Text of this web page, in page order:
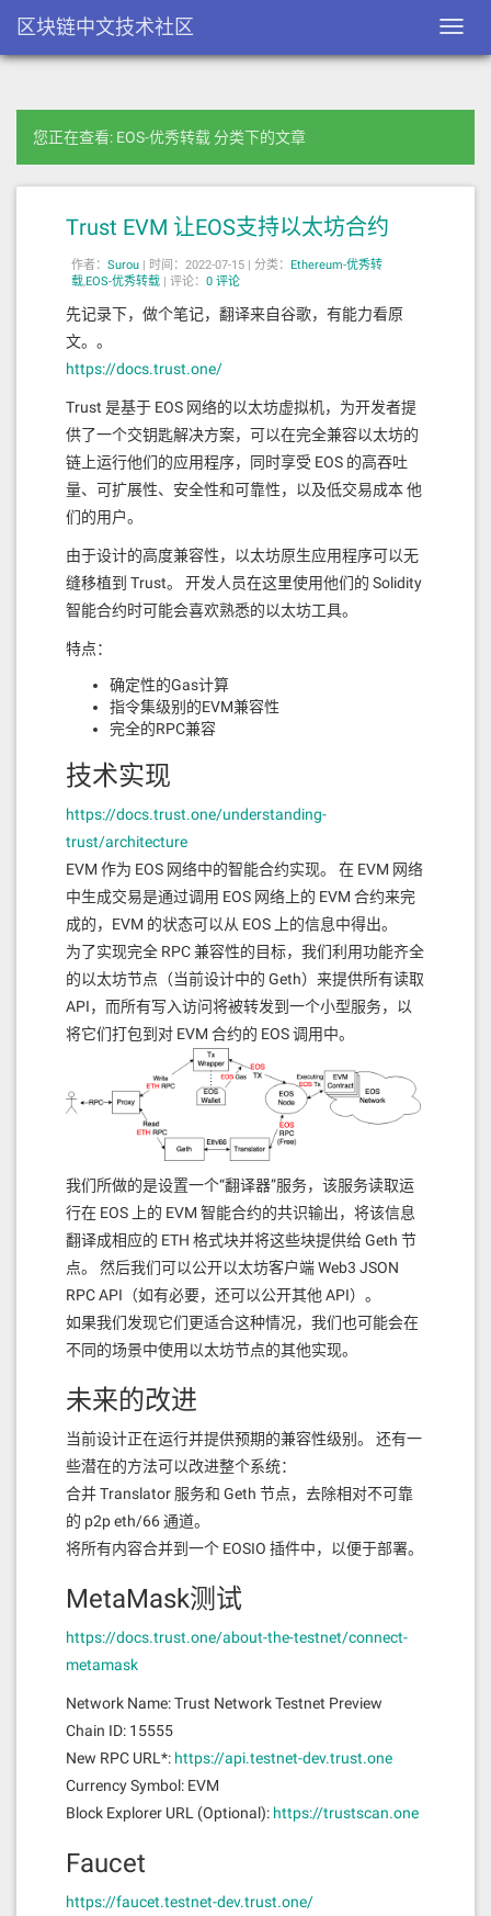
区块链中文技术社区
您正在查看: EOS-优秀转载 分类下的文章
Trust EVM 让EOS支持以太坊合约
作者： Surou | 时间：2022-07-15 | 分类： Ethereum-优秀转
载,EOS-优秀转载 | 评论： 0 评论
先记录下，做个笔记，翻译来自谷歌，有能力看原
文。。
https://docs.trust.one/
Trust 是基于 EOS 网络的以太坊虚拟机，为开发者提
供了一个交钥匙解决方案，可以在完全兼容以太坊的
链上运行他们的应用程序，同时享受 EOS 的高吞吐
量、可扩展性、安全性和可靠性，以及低交易成本 他
们的用户。
由于设计的高度兼容性，以太坊原生应用程序可以无
缝移植到 Trust。 开发人员在这里使用他们的 Solidity
智能合约时可能会喜欢熟悉的以太坊工具。
特点：
确定性的Gas计算
指令集级别的EVM兼容性
完全的RPC兼容
技术实现
https://docs.trust.one/understanding-
trust/architecture
EVM 作为 EOS 网络中的智能合约实现。 在 EVM 网络
中生成交易是通过调用 EOS 网络上的 EVM 合约来完
成的，EVM 的状态可以从 EOS 上的信息中得出。
为了实现完全 RPC 兼容性的目标，我们利用功能齐全
的以太坊节点（当前设计中的 Geth）来提供所有读取
API，而所有写入访问将被转发到一个小型服务，以
将它们打包到对 EVM 合约的 EOS 调用中。
我们所做的是设置一个“翻译器”服务，该服务读取运
行在 EOS 上的 EVM 智能合约的共识输出，将该信息
翻译成相应的 ETH 格式块并将这些块提供给 Geth 节
点。 然后我们可以公开以太坊客户端 Web3 JSON
RPC API（如有必要，还可以公开其他 API）。
如果我们发现它们更适合这种情况，我们也可能会在
不同的场景中使用以太坊节点的其他实现。
未来的改进
当前设计正在运行并提供预期的兼容性级别。 还有一
些潜在的方法可以改进整个系统：
合并 Translator 服务和 Geth 节点，去除相对不可靠
的 p2p eth/66 通道。
将所有内容合并到一个 EOSIO 插件中，以便于部署。
MetaMask测试
https://docs.trust.one/about-the-testnet/connect-
metamask
Network Name: Trust Network Testnet Preview
Chain ID: 15555
New RPC URL*: https://api.testnet-dev.trust.one
Currency Symbol: EVM
Block Explorer URL (Optional): https://trustscan.one
Faucet
https://faucet.testnet-dev.trust.one/